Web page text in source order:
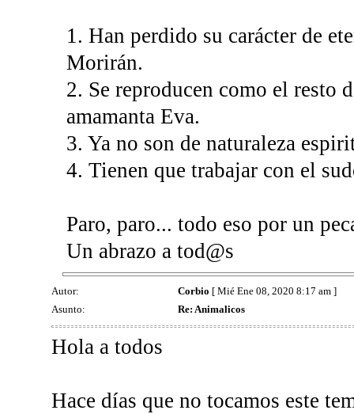
1. Han perdido su carácter de
Morirán.
2. Se reproducen como el resto
amamanta Eva.
3. Ya no son de naturaleza
4. Tienen que trabajar con el
Paro, paro... todo eso por un
Un abrazo a tod@s
Autor: Corbio [ Mié Ene 08, 2020 8:17 am ]
Asunto:
Re: Animalicos
Hola a todos
Hace días que no tocamos este